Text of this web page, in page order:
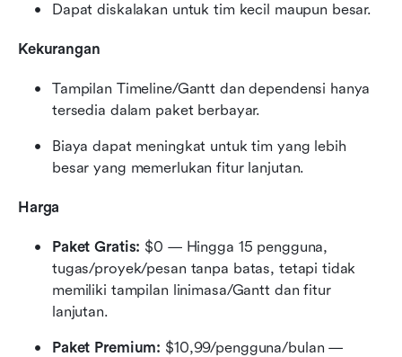
Dapat diskalakan untuk tim kecil maupun besar.
Kekurangan
Tampilan Timeline/Gantt dan dependensi hanya
tersedia dalam paket berbayar.
Biaya dapat meningkat untuk tim yang lebih
besar yang memerlukan fitur lanjutan.
Harga
Paket Gratis: $0 — Hingga 15 pengguna,
tugas/proyek/pesan tanpa batas, tetapi tidak
memiliki tampilan linimasa/Gantt dan fitur
lanjutan.
Paket Premium: $10,99/pengguna/bulan —